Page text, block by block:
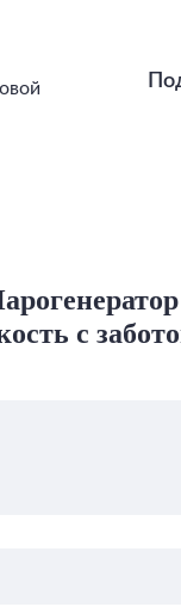
с